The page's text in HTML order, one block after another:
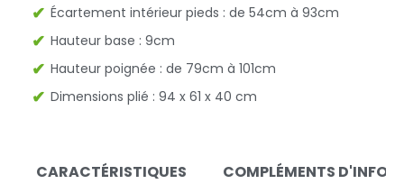
Écartement intérieur pieds : de 54cm à 93cm
Hauteur base : 9cm
Hauteur poignée : de 79cm à 101cm
Dimensions plié : 94 x 61 x 40 cm
CARACTÉRISTIQUES COMPLÉMENTS